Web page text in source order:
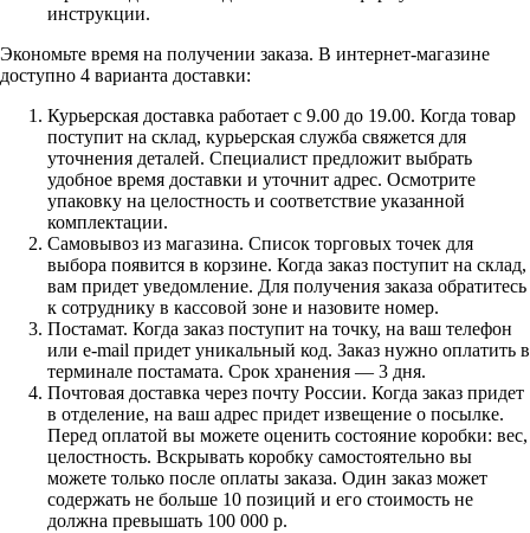
инструкции.
Экономьте время на получении заказа. В интернет-магазине
доступно 4 варианта доставки:
Курьерская доставка работает с 9.00 до 19.00. Когда товар
поступит на склад, курьерская служба свяжется для
уточнения деталей. Специалист предложит выбрать
удобное время доставки и уточнит адрес. Осмотрите
упаковку на целостность и соответствие указанной
комплектации.
Самовывоз из магазина. Список торговых точек для
выбора появится в корзине. Когда заказ поступит на склад,
вам придет уведомление. Для получения заказа обратитесь
к сотруднику в кассовой зоне и назовите номер.
Постамат. Когда заказ поступит на точку, на ваш телефон
или e-mail придет уникальный код. Заказ нужно оплатить в
терминале постамата. Срок хранения — 3 дня.
Почтовая доставка через почту России. Когда заказ придет
в отделение, на ваш адрес придет извещение о посылке.
Перед оплатой вы можете оценить состояние коробки: вес,
целостность. Вскрывать коробку самостоятельно вы
можете только после оплаты заказа. Один заказ может
содержать не больше 10 позиций и его стоимость не
должна превышать 100 000 р.